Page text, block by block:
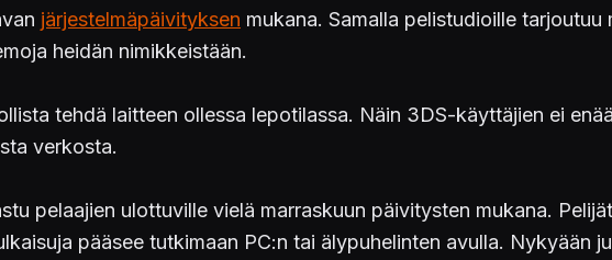
järjestelmäpäivityksen mukana. Samalla pelistudioille
heidän nimikkeistään.
tehdä laitteen ollessa lepotilassa. Näin 3DS-käyttäjien ei
verkosta.
pelaajien ulottuville vielä marraskuun päivitysten mukana.
pääsee tutkimaan PC:n tai älypuhelinten avulla. Nykyään